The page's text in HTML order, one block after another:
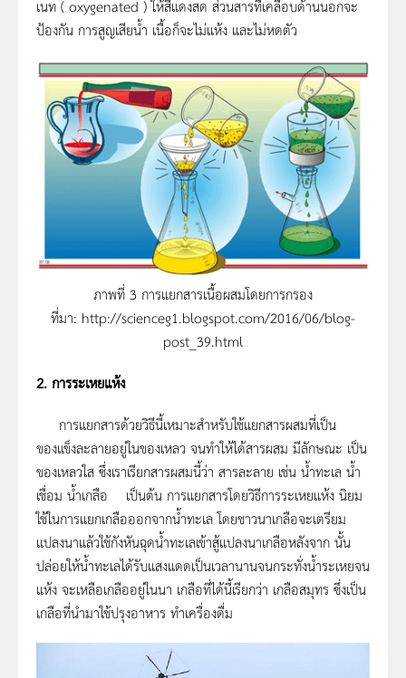
เนท ( oxygenated ) ให้สีแดงสด ส่วนสารที่เคลือบด้านนอกจะ
ป้องกัน การสูญเสียน้ำ เนื้อก็จะไม่แห้ง และไม่หดตัว
ภาพที่ 3 การแยกสารเนื้อผสมโดยการกรอง
ที่มา: http://scienceg1.blogspot.com/2016/06/blog-
post_39.html
2. การระเหยแห้ง
การแยกสารด้วยวิธีนี้เหมาะสำหรับใช้แยกสารผสมที่เป็น
ของแข็งละลายอยู่ในของเหลว จนทำให้ได้สารผสม มีลักษณะ เป็น
ของเหลวใส ซึ่งเราเรียกสารผสมนี้ว่า สารละลาย เช่น น้ำทะเล น้ำ
เชื่อม น้ำเกลือ เป็นต้น การแยกสารโดยวิธีการระเหยแห้ง นิยม
ใช้ในการแยกเกลือออกจากน้ำทะเล โดยชาวนาเกลือจะเตรียม
แปลงนาแล้วใช้กังหันฉุดน้ำทะเลเข้าสู้แปลงนาเกลือหลังจาก นั้น
ปล่อยให้น้ำทะเลได้รับแสงแดดเป็นเวลานานจนกระทั่งน้ำระเหยจน
แห้ง จะเหลือเกลืออยู่ในนา เกลือที่ได้นี้เรียกว่า เกลือสมุทร ซึ่งเป็น
เกลือที่นำมาใช้ปรุงอาหาร ทำเครื่องดื่ม